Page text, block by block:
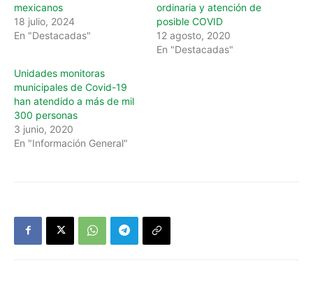
mexicanos
18 julio, 2024
En "Destacadas"
ordinaria y atención de
posible COVID
12 agosto, 2020
En "Destacadas"
Unidades monitoras
municipales de Covid-19
han atendido a más de mil
300 personas
3 junio, 2020
En "Información General"